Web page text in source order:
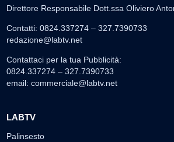
Direttore Responsabile Dott.ssa Oliviero
Contatti: 0824.337274 – 327.7390733
redazione@labtv.net
Contattaci per la tua Pubblicità:
0824.337274 – 327.7390733
email: commerciale@labtv.net
LABTV
Palinsesto